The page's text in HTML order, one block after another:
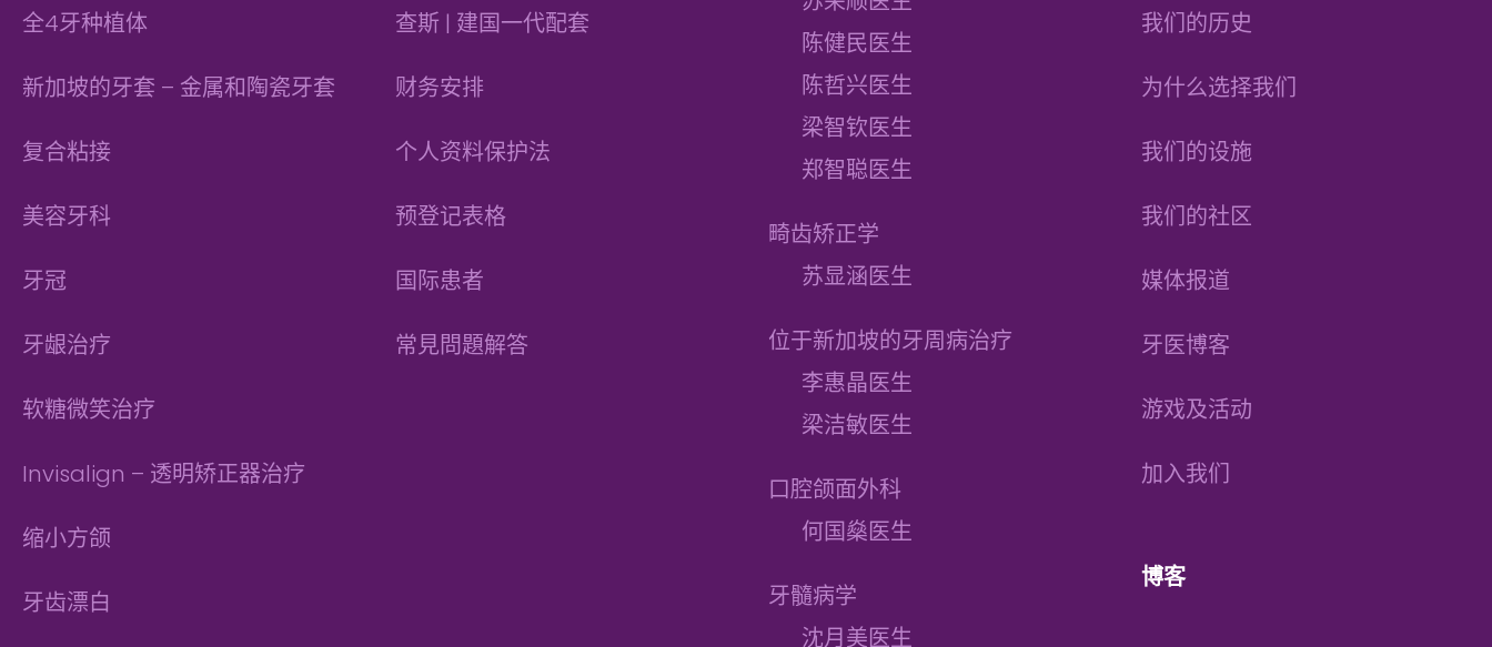
全4牙种植体
新加坡的牙套 – 金属和陶瓷牙套
复合粘接
美容牙科
牙冠
牙龈治疗
软糖微笑治疗
Invisalign – 透明矫正器治疗
缩小方颌
牙齿漂白
查斯 | 建国一代配套
财务安排
个人资料保护法
预登记表格
国际患者
常見問題解答
陈健民医生
陈哲兴医生
梁智钦医生
郑智聪医生
畸齿矫正学
苏显涵医生
位于新加坡的牙周病治疗
李惠晶医生
梁洁敏医生
口腔颌面外科
何国燊医生
牙髓病学
沈月美医生
我们的历史
为什么选择我们
我们的设施
我们的社区
媒体报道
牙医博客
游戏及活动
加入我们
博客